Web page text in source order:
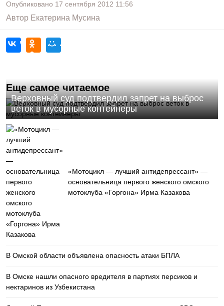
Опубликовано 17 сентября 2012 11:56
Автор Екатерина Мусина
Еще самое читаемое
Верховный суд подтвердил запрет на выброс
веток в мусорные контейнеры
«Мотоцикл — лучший антидепрессант» —
основательница первого женского омского
мотоклуба «Горгона» Ирма Казакова
В Омской области объявлена опасность атаки БПЛА
В Омске нашли опасного вредителя в партиях персиков и
нектаринов из Узбекистана